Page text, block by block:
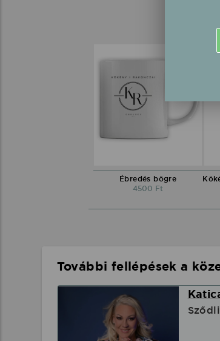
Ébredés bögre
4500 Ft
További fellépések a